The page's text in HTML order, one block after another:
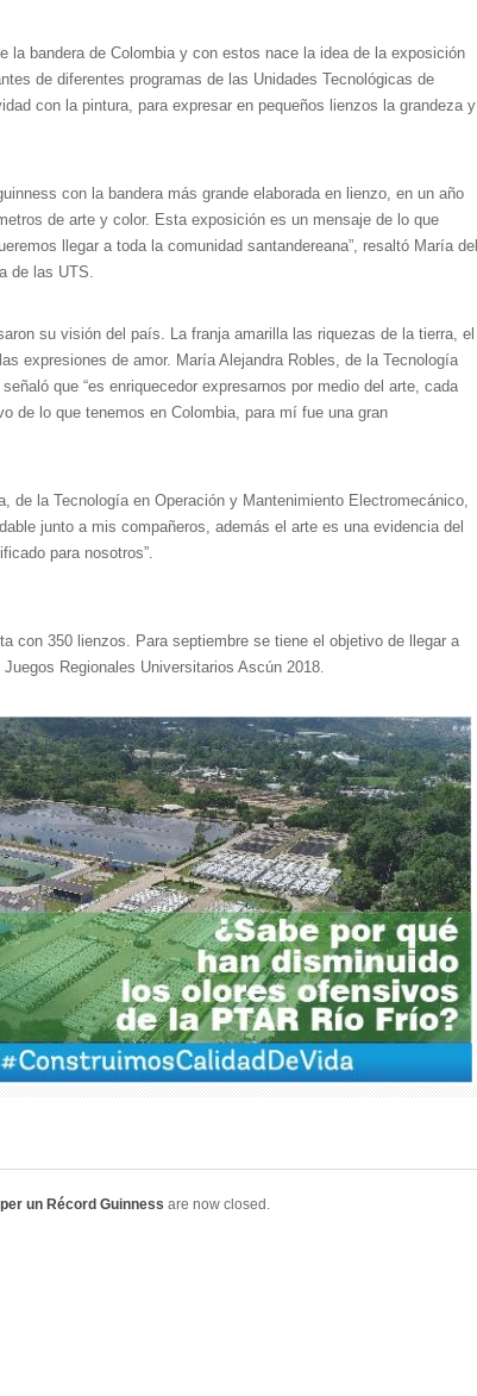
la bandera de Colombia y con estos nace la idea de la exposición
de diferentes programas de las Unidades Tecnológicas de
con la pintura, para expresar en pequeños lienzos la grandeza y
con la bandera más grande elaborada en lienzo, en un año
de arte y color. Esta exposición es un mensaje de lo que
llegar a toda la comunidad santandereana”, resaltó María del
de las UTS.
su visión del país. La franja amarilla las riquezas de la tierra, el
expresiones de amor. María Alejandra Robles, de la Tecnología
que “es enriquecedor expresarnos por medio del arte, cada
de lo que tenemos en Colombia, para mí fue una gran
de la Tecnología en Operación y Mantenimiento Electromecánico,
junto a mis compañeros, además el arte es una evidencia del
para nosotros”.
con 350 lienzos. Para septiembre se tiene el objetivo de llegar a
Regionales Universitarios Ascún 2018.
un Récord Guinness are now closed.